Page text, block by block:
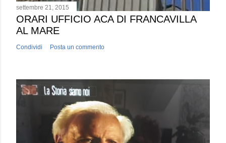
settembre 21, 2015
ORARI UFFICIO ACA DI FRANCAVILLA
AL MARE
Condividi Posta un commento